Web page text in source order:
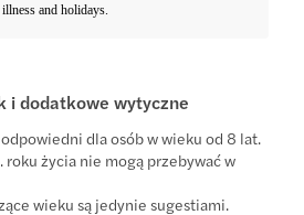
and holidays.
i dodatkowe wytyczne
dla osób w wieku od 8 lat.
życia nie mogą przebywać w
wieku są jedynie sugestiami.